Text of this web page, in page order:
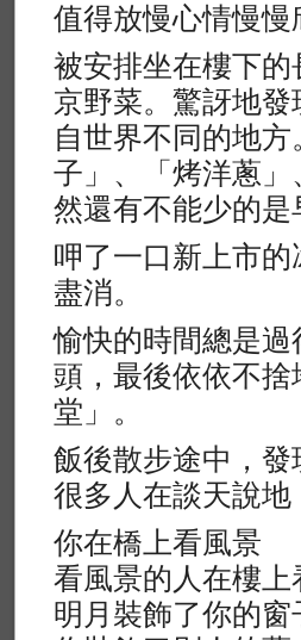
值得放慢心情慢慢
被安排坐在樓下
京野菜。驚訝地
自世界不同的地
子」、「烤洋蔥
然還有不能少的
呷了一口新上市
盡消。
愉快的時間總是
頭，最後依依不
堂」。
飯後散步途中，
很多人在談天說
你在橋上看風景
看風景的人在樓上
明月裝飾了你的窗